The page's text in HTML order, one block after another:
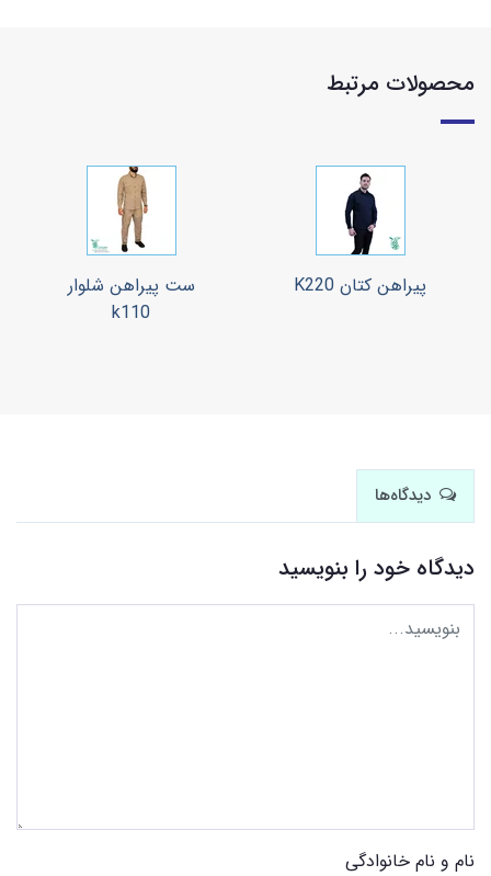
محصولات مرتبط
پیراهن کتان K220
ست پیراهن شلوار
k110
دیدگاه‌ها
دیدگاه خود را بنویسید
نام و نام خانوادگی